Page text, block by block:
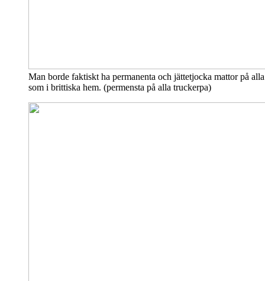
Man borde faktiskt ha permanenta och jättetjocka mattor på
som i brittiska hem. (permensta på alla truckerpa)